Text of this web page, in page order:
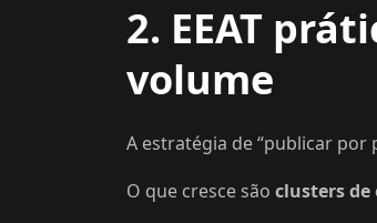
2. EEAT
volume
A estratégia de “publicar por
O que cresce são clusters de